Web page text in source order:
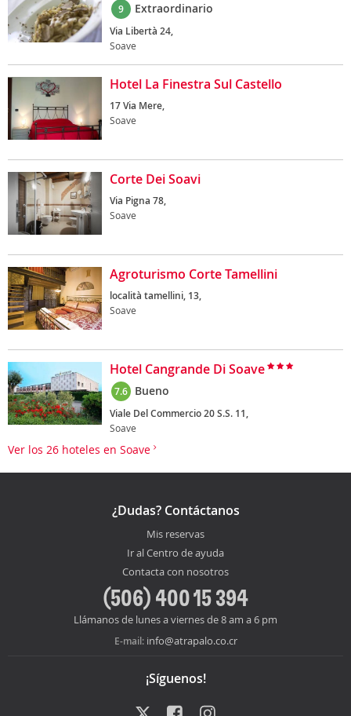
9 Extraordinario
Via Libertà 24,
Soave
Hotel La Finestra Sul Castello
17 Via Mere,
Soave
Corte Dei Soavi
Via Pigna 78,
Soave
Agroturismo Corte Tamellini
località tamellini, 13,
Soave
Hotel Cangrande Di Soave
7.6 Bueno
Viale Del Commercio 20 S.S. 11,
Soave
Ver los 26 hoteles en Soave
¿Dudas? Contáctanos
Mis reservas
Ir al Centro de ayuda
Contacta con nosotros
(506) 400 15 394
Llámanos de lunes a viernes de 8 am a 6 pm
E-mail: info@atrapalo.co.cr
¡Síguenos!